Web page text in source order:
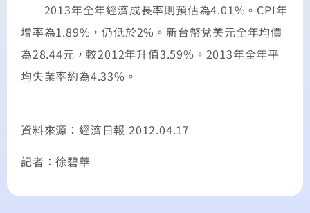
2013年全年經濟成長率則預估為4.01%。CPI年
增率為1.89%，仍低於2%。新台幣兌美元全年均價
為28.44元，較2012年升值3.59%。2013年全年平
均失業率約為4.33%。
資料來源：經濟日報 2012.04.17
記者：徐碧華